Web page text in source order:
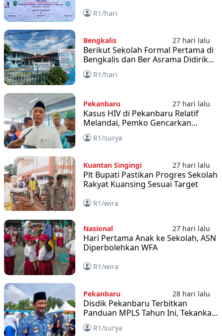
R1/hari
Bengkalis 27 hari lalu
Berikut Sekolah Formal Pertama di
Bengkalis dan Ber Asrama Didirikan
1937 - 1943
R1/hari
Pekanbaru 27 hari lalu
Kasus HIV di Pekanbaru Relatif
Melandai, Pemko Gencarkan
Edukasi ke Sekolah
R1/surya
Kuantan Singingi 27 hari lalu
Plt Bupati Pastikan Progres Sekolah
Rakyat Kuansing Sesuai Target
R1/wira
Nasional 27 hari lalu
Hari Pertama Anak ke Sekolah, ASN
Diperbolehkan WFA
R1/wira
Pekanbaru 28 hari lalu
Disdik Pekanbaru Terbitkan
Panduan MPLS Tahun Ini, Tekankan
Sekolah Ramah Anak dan Bebas
Perpeloncoan
R1/surya